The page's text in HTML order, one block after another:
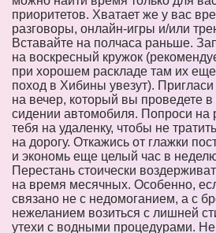
приоритетов. Хватает же у вас
разговоры, онлайн-игры и/или
Вставайте на полчаса раньше.
на воскресный кружок
при хорошем раскладе там их
поход в Хибины увезут).
на вечер, который вы проведете
сидении автомобиля. Попроси на
тебя на удаленку, чтобы не
на дорогу. Откажись от глажки
и экономь еще целый час в
Перестань стоически
на время месячных. Особенно,
связано не с недомоганием, а с
нежеланием возиться с лишней
утехи с водными процедурами. Не